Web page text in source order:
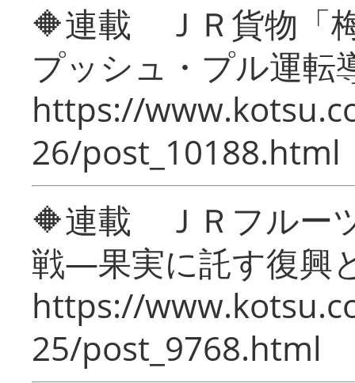
🔶連載 ＪＲ貨物「
プッシュ・プル運転
https://
26/post_10188.html
🔶連載 ＪＲフルー
戦―果実に託す復興
https://
25/post_9768.html